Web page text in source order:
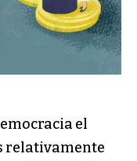
el
relativamente